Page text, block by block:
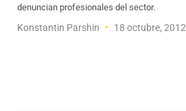
denuncian profesionales del sector.
Konstantin Parshin 18 octubre, 2012